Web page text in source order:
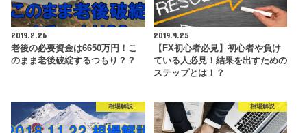
2019.2.26
老後の必要資金は6650万円！こ
のまま老後破綻するつもり？？
2019.9.25
【FX初心者必見】初心者や負け
ている人必見！結果を出すための
ステップとは！？
相場解説 相場解説